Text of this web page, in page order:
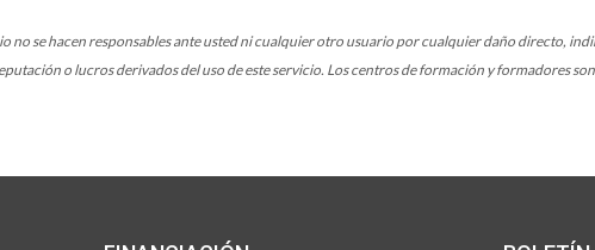
no se hacen responsables ante usted ni cualquier otro usuario por cualquier daño directo,
o lucros derivados del uso de este servicio. Los centros de formación y formadores